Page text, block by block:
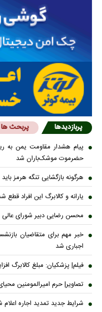
پربازدیدها پربحث ها
پیام هشدار مقاومت یمن به
حضرموت موشک‌باران شد
هرگونه بازگشایی تنگه هرمز
یارانه و کالابرگ این افراد
محسن رضایی دبیر شورای
اجباری شد
فیلم| پزشکیان: مبلغ کالابرگ
تصاویر| حرم امیرالمومنین
شرایط جدید تمدید اجاره اعلام